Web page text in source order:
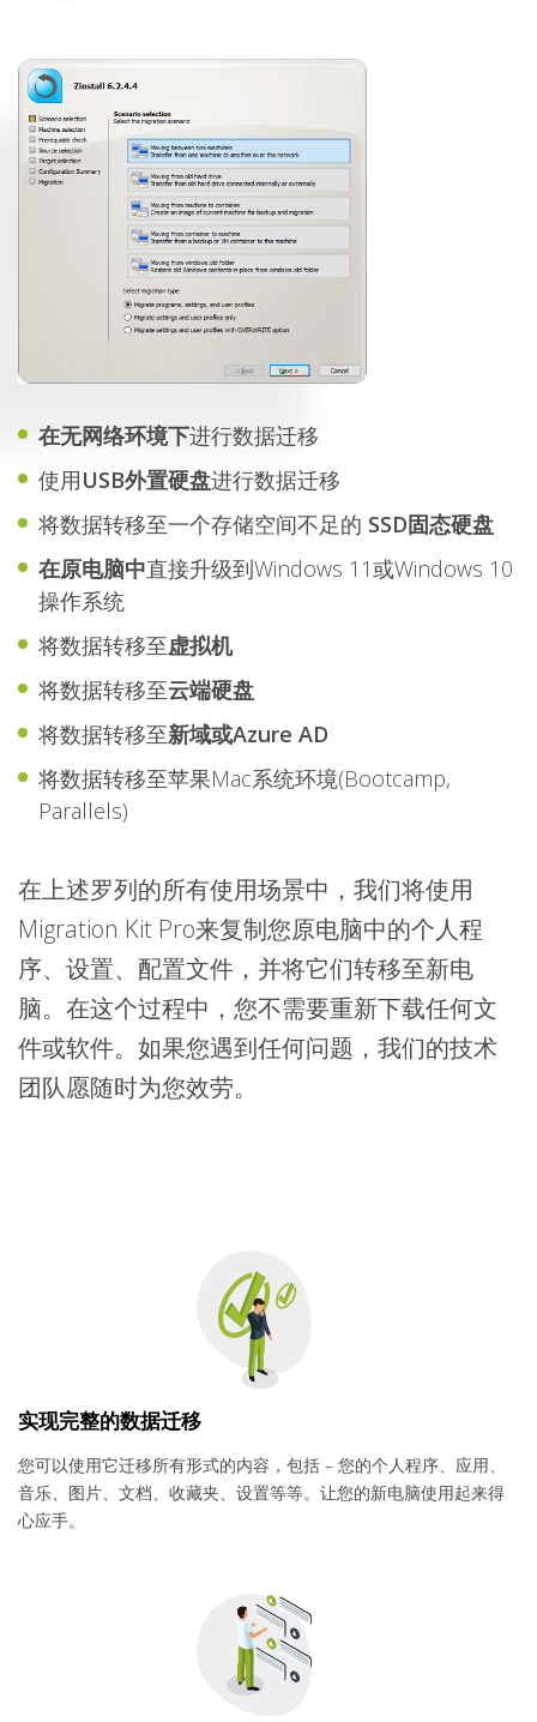
在无网络环境下进行数据迁移
使用USB外置硬盘进行数据迁移
将数据转移至一个存储空间不足的 SSD固态硬盘
在原电脑中直接升级到Windows 11或Windows 10
操作系统
将数据转移至虚拟机
将数据转移至云端硬盘
将数据转移至新域或Azure AD
将数据转移至苹果Mac系统环境(Bootcamp,
Parallels)
在上述罗列的所有使用场景中，我们将使用
Migration Kit Pro来复制您原电脑中的个人程
序、设置、配置文件，并将它们转移至新电
脑。在这个过程中，您不需要重新下载任何文
件或软件。如果您遇到任何问题，我们的技术
团队愿随时为您效劳。
实现完整的数据迁移
您可以使用它迁移所有形式的内容，包括 – 您的个人程序、应用、
音乐、图片、文档、收藏夹、设置等等。让您的新电脑使用起来得
心应手。